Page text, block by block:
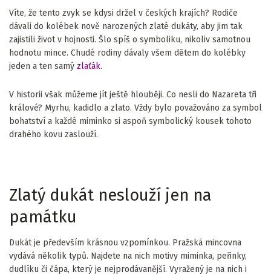
Víte, že tento zvyk se kdysi držel v českých krajích? Rodiče
dávali do kolébek nově narozených zlaté dukáty, aby jim tak
zajistili život v hojnosti. Šlo spíš o symboliku, nikoliv samotnou
hodnotu mince. Chudé rodiny dávaly všem dětem do kolébky
jeden a ten samý zlaťák.
V historii však můžeme jít ještě hlouběji. Co nesli do Nazareta tři
králové? Myrhu, kadidlo a zlato. Vždy bylo považováno za symbol
bohatství a každé miminko si aspoň symbolický kousek tohoto
drahého kovu zaslouží.
Zlatý dukát neslouží jen na
památku
Dukát je především krásnou vzpomínkou. Pražská mincovna
vydává několik typů. Najdete na nich motivy miminka, peřinky,
dudlíku či čápa, který je nejprodávanější. Vyražený je na nich i